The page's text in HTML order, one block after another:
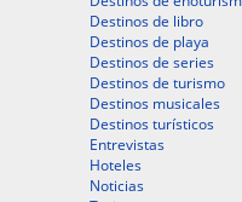
Destinos de libro
Destinos de playa
Destinos de series
Destinos de turismo
Destinos musicales
Destinos turísticos
Entrevistas
Hoteles
Noticias